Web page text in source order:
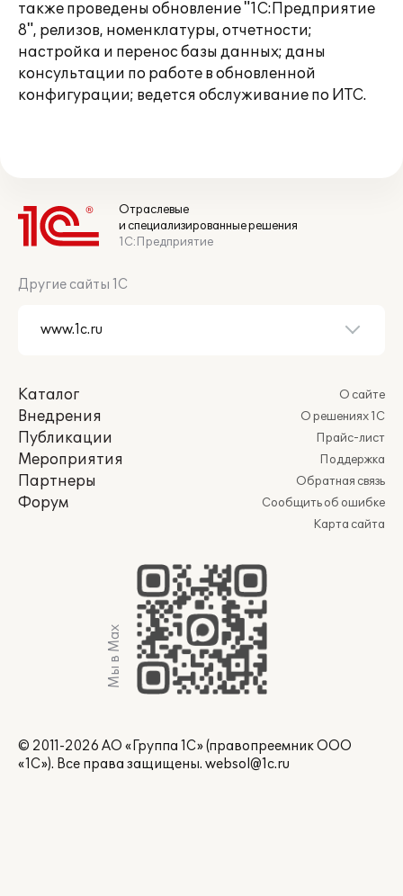
также проведены обновление "1С:Предприятие
8", релизов, номенклатуры, отчетности;
настройка и перенос базы данных; даны
консультации по работе в обновленной
конфигурации; ведется обслуживание по ИТС.
Отраслевые
и специализированные решения
1С:Предприятие
Другие сайты 1С
Каталог
Внедрения
Публикации
Мероприятия
Партнеры
Форум
О сайте
О решениях 1С
Прайс-лист
Поддержка
Обратная связь
Сообщить об ошибке
Карта сайта
Мы в Max
© 2011-2026 АО «Группа 1С» (правопреемник ООО
«1С»). Все права защищены. websol@1c.ru